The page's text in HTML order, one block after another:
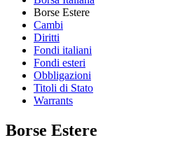
Borse Estere
Cambi
Diritti
Fondi italiani
Fondi esteri
Obbligazioni
Titoli di Stato
Warrants
Borse Estere